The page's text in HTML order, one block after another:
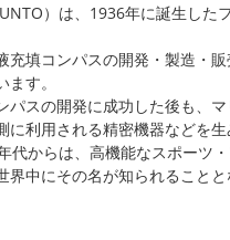
）は、1936年に誕生した
充填コンパスの開発・製造・
す。
パスの開発に成功した後も、
に利用される精密機器などを生
代からは、高機能なスポーツ
界中にその名が知られることと